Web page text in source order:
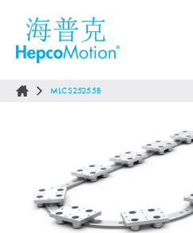
MLCS25255B